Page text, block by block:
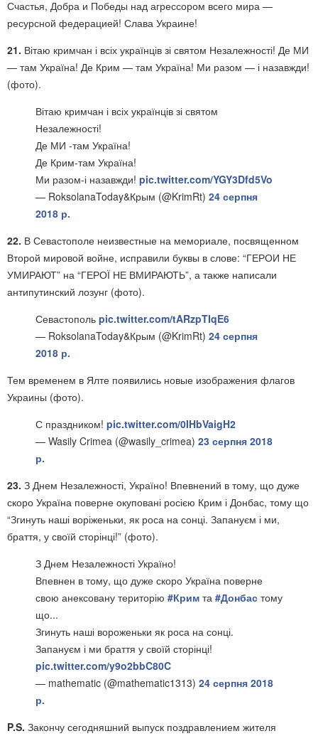
Счастья, Добра и Победы над агрессором всего мира —
ресурсной федерацией! Слава Украине!
21. Вітаю кримчан і всіх українців зі святом Незалежності! Де МИ
— там Україна! Де Крим — там Україна! Ми разом — і назавжди!
(фото).
Вітаю кримчан і всіх українців зі святом
Незалежності!
Де МИ -там Україна!
Де Крим-там Україна!
Ми разом-і назавжди! pic.twitter.com/YGY3Dfd5Vo
— RoksolanaToday&Крым (@KrimRt) 24 серпня
2018 р.
22. В Севастополе неизвестные на мемориале, посвященном
Второй мировой войне, исправили буквы в слове: “ГЕРОИ НЕ
УМИРАЮТ” на “ГЕРОЇ НЕ ВМИРАЮТЬ”, а также написали
антипутинский лозунг (фото).
Севастополь pic.twitter.com/tARzpTIqE6
— RoksolanaToday&Крым (@KrimRt) 24 серпня
2018 р.
Тем временем в Ялте появились новые изображения флагов
Украины (фото).
С праздником! pic.twitter.com/0IHbVaigH2
— Wasily Crimea (@wasily_crimea) 23 серпня 2018
р.
23. З Днем Незалежності, Україно! Впевнений в тому, що дуже
скоро Україна поверне окуповані росією Крим і Донбас, тому що
“Згинуть наші воріженьки, як роса на сонці. Запануєм і ми,
браття, у своїй сторінці!” (фото).
З Днем Незалежності Україно!
Впевнен в тому, що дуже скоро Україна поверне
свою анексовану територію #Крим та #Донбас тому
що...
Згинуть наші вороженьки як роса на сонці.
Запануєм і ми браття у своїй сторінці!
pic.twitter.com/y9o2bbC80C
— mathematic (@mathematic1313) 24 серпня 2018
р.
P.S. Закончу сегодняшний выпуск поздравлением жителя